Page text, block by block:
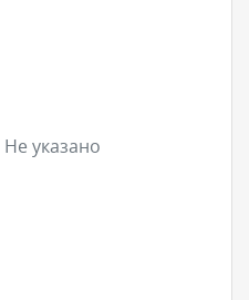
Не указано